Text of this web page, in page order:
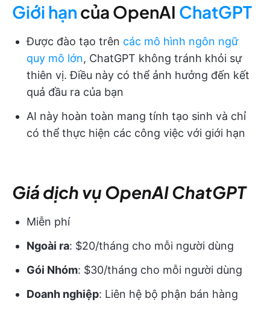
Giới hạn của OpenAI ChatGPT
Được đào tạo trên các mô hình ngôn ngữ
quy mô lớn, ChatGPT không tránh khỏi sự
thiên vị. Điều này có thể ảnh hưởng đến kết
quả đầu ra của bạn
AI này hoàn toàn mang tính tạo sinh và chỉ
có thể thực hiện các công việc với giới hạn
Giá dịch vụ OpenAI ChatGPT
Miễn phí
Ngoài ra: $20/tháng cho mỗi người dùng
Gói Nhóm: $30/tháng cho mỗi người dùng
Doanh nghiệp: Liên hệ bộ phận bán hàng